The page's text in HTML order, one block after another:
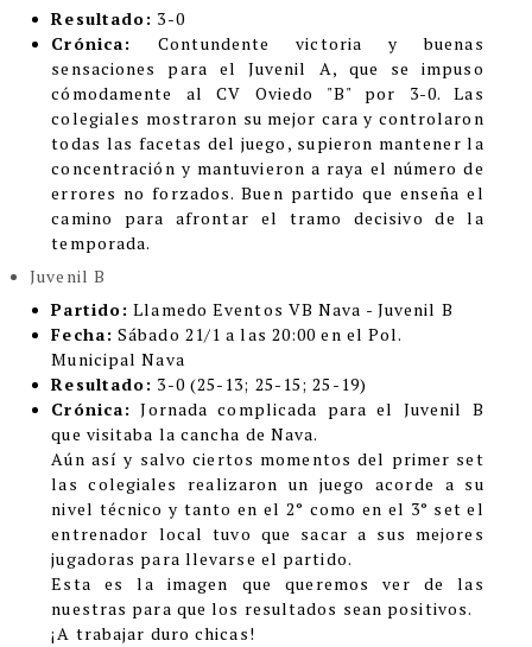
Resultado: 3-0
Crónica:Contundente victoria y buenas
sensaciones para el Juvenil A, que se impuso
cómodamente al CV Oviedo "B" por 3-0. Las
colegiales mostraron su mejor cara y controlaron
todas las facetas del juego, supieron mantener la
concentración y mantuvieron a raya el número de
errores no forzados. Buen partido que enseña el
camino para afrontar el tramo decisivo de la
temporada.
Juvenil B
Partido: Llamedo Eventos VB Nava - Juvenil B
Fecha: Sábado 21/1 a las 20:00 en el Pol.
Municipal Nava
Resultado: 3-0 (25-13; 25-15; 25-19)
Crónica: Jornada complicada para el Juvenil B
que visitaba la cancha de Nava.
Aún así y salvo ciertos momentos del primer set
las colegiales realizaron un juego acorde a su
nivel técnico y tanto en el 2° como en el 3° set el
entrenador local tuvo que sacar a sus mejores
jugadoras para llevarse el partido.
Esta es la imagen que queremos ver de las
nuestras para que los resultados sean positivos.
¡A trabajar duro chicas!